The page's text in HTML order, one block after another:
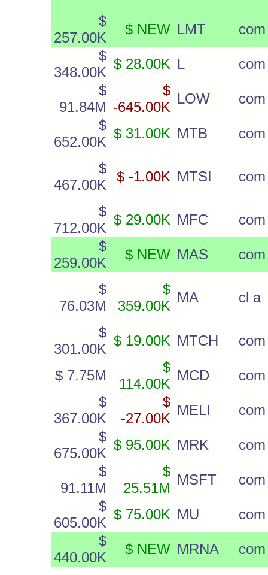
$
257.00K
$ NEW LMT
com
$
348.00K
$ 28.00K L
com
$
91.84M
$
-645.00K
LOW
com
$
652.00K
$ 31.00K MTB com
$
467.00K
$ -1.00K MTSI com
$
712.00K
$ 29.00K MFC
com
$
259.00K
$ NEW MAS com
$
76.03M
$
359.00K
MA cl a
$
301.00K
$ 19.00K MTCH com
$ 7.75M
$
114.00K
MCD
com
$
367.00K
$
-27.00K
MELI
com
$
675.00K
$ 95.00K MRK
com
$
91.11M
$
25.51M
MSFT
com
$
605.00K
$ 75.00K MU
com
$
440.00K
$ NEW MRNA com